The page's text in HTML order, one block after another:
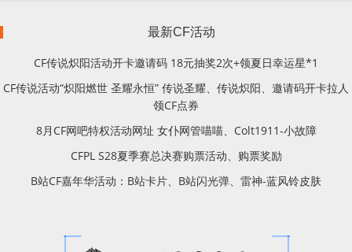
最新CF活动
CF传说炽阳活动开卡邀请码 18元抽奖2次+领夏日幸运星*1
CF传说活动“炽阳燃世 圣耀永恒” 传说圣耀、传说炽阳、邀请码开卡拉人
领CF点券
8月CF网吧特权活动网址 女仆网管喵喵、Colt1911-小故障
CFPL S28夏季赛总决赛购票活动、购票奖励
B站CF嘉年华活动：B站卡片、B站闪光弹、雷神-蓝风铃皮肤